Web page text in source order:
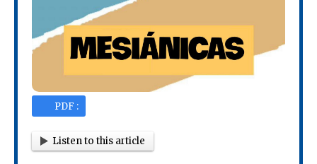
PDF :
Listen to this article